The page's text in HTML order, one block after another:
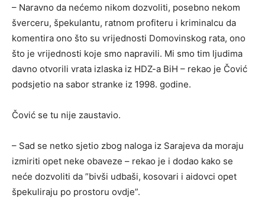
– Naravno da nećemo nikom dozvoliti, posebno nekom
šverceru, špekulantu, ratnom profiteru i kriminalcu da
komentira ono što su vrijednosti Domovinskog rata, ono
što je vrijednosti koje smo napravili. Mi smo tim ljudima
davno otvorili vrata izlaska iz HDZ-a BiH – rekao je Čović
podsjetio na sabor stranke iz 1998. godine.
Čović se tu nije zaustavio.
– Sad se netko sjetio zbog naloga iz Sarajeva da moraju
izmiriti opet neke obaveze – rekao je i dodao kako se
neće dozvoliti da ”bivši udbaši, kosovari i aidovci opet
špekuliraju po prostoru ovdje”.